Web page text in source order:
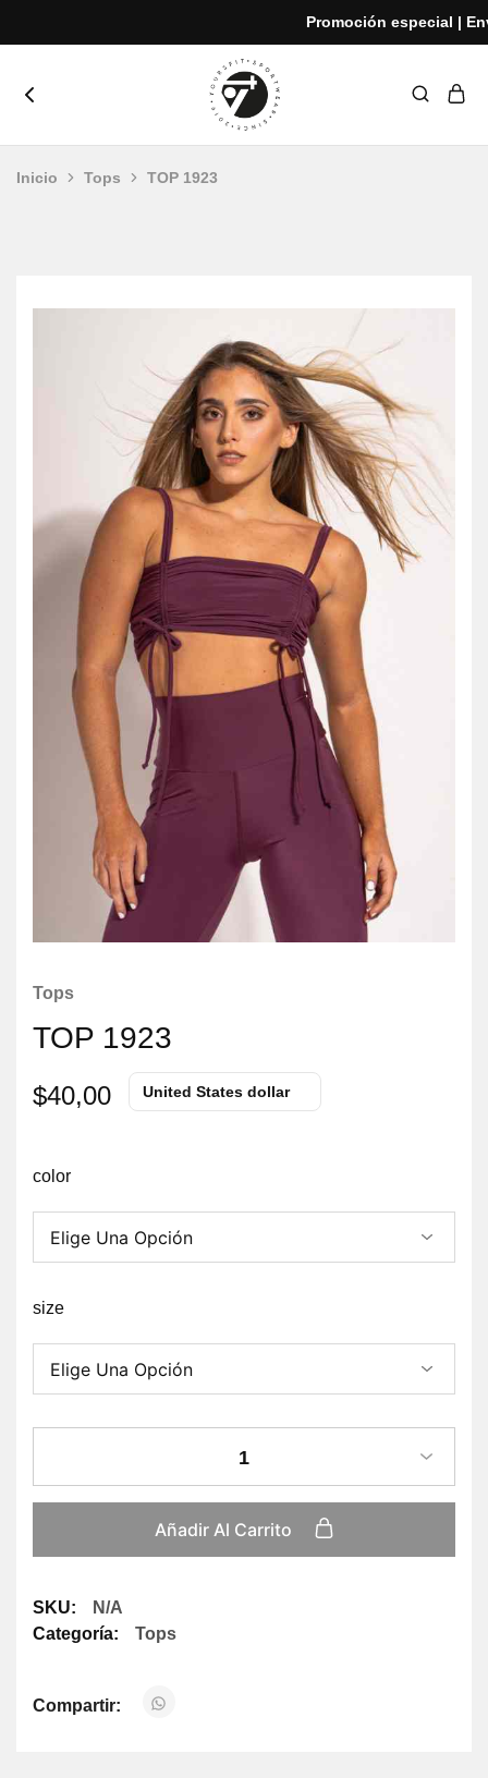
Promoción especial |
rendimiento
Inicio Tops TOP 1923
Tops
TOP 1923
$40,00 United States dollar
color
size
1
Añadir Al Carrito
SKU:
N/A
Categoría:
Tops
Compartir: